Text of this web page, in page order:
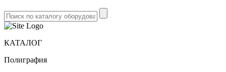
КАТАЛОГ
Полиграфия